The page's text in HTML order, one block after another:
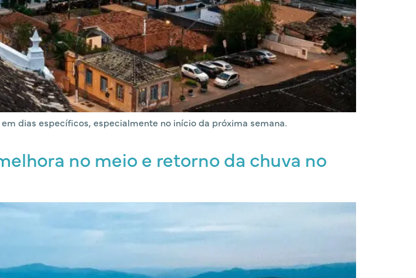
dias específicos, especialmente no início da próxima semana.
no meio e retorno da chuva no